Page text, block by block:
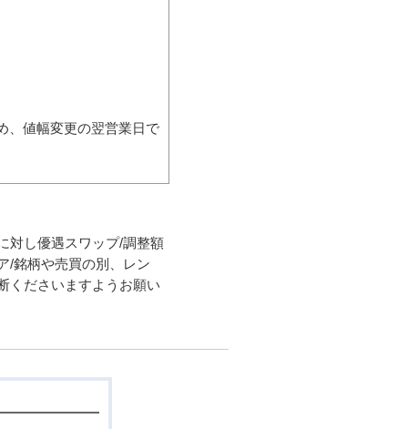
、値幅変更の翌営業日で
対し優遇スワップ/調整額
/銘柄や売買の別、レン
くださいますようお願い